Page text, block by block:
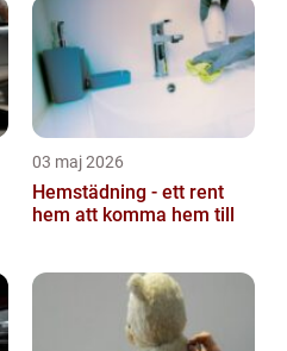
03 maj 2026
Hemstädning - ett rent
hem att komma hem till